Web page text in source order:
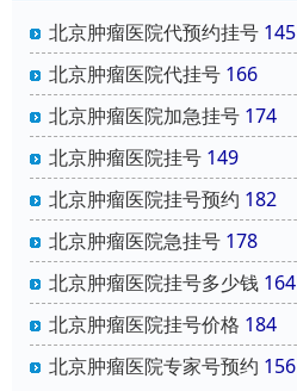
北京肿瘤医院代预约挂号 145
北京肿瘤医院代挂号 166
北京肿瘤医院加急挂号 174
北京肿瘤医院挂号 149
北京肿瘤医院挂号预约 182
北京肿瘤医院急挂号 178
北京肿瘤医院挂号多少钱 164
北京肿瘤医院挂号价格 184
北京肿瘤医院专家号预约 156